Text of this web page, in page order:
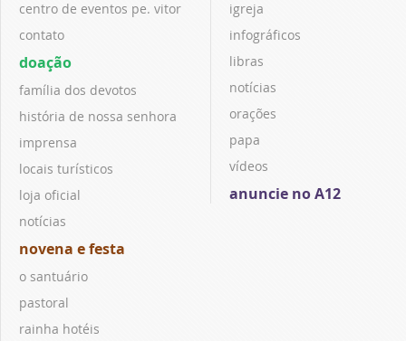
centro de eventos pe. vitor
contato
doação
família dos devotos
história de nossa senhora
imprensa
locais turísticos
loja oficial
notícias
novena e festa
o santuário
pastoral
rainha hotéis
igreja
infográficos
libras
notícias
orações
papa
vídeos
anuncie no A12